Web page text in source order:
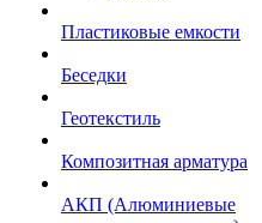
Пластиковые емкости
Беседки
Геотекстиль
Композитная арматура
АКП (Алюминиевые